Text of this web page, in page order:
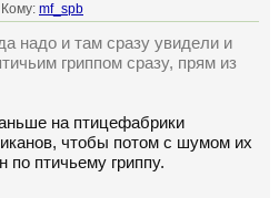
mf_spb
надо и там сразу увидели и
гриппом сразу, прям из
на птицефабрики
чтобы потом с шумом их
по птичьему гриппу.